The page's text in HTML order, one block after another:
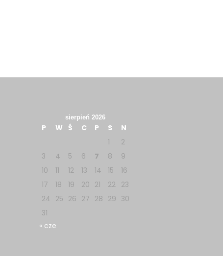
sierpień 2026
P W Ś C P S
N
1
2
3
4 5 6 7 8
9
10
11 12 13 14 15
16
17
18 19 20 21 22
23
24 25 26 27 28 29 30
31
« cze